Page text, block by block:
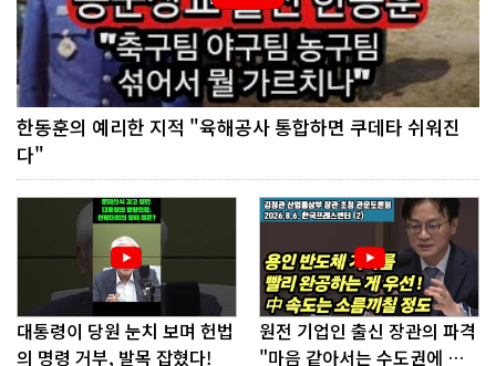
한동훈의 예리한 지적 "육해공사 통합하면 쿠데타 쉬워진
다"
대통령이 당원 눈치 보며 헌법
의 명령 거부, 발목 잡혔다!
원전 기업인 출신 장관의 파격
"마음 같아서는 수도권에 원